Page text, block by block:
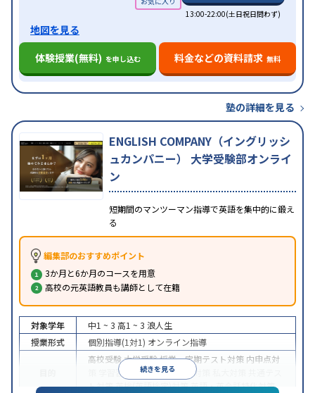
13:00-22:00(土日祝日問わず)
地図を見る
体験授業(無料) を申し込む 料金などの資料請求 無料
塾の詳細を見る
ENGLISH COMPANY（イングリッシ
ュカンパニー） 大学受験部オンライ
ン
短期間のマンツーマン指導で英語を集中的に鍛え
る
編集部のおすすめポイント
3か月と6か月のコースを用意
高校の元英語教員も講師として在籍
続きを見る
対象学年 中1 ~ 3 高1 ~ 3 浪人生
授業形式
個別指導(1対1) オンライン指導
高校受験大学受験授業・定期テスト対策 内申点対
学習習慣の定着国公立大対策
ト対策英検(英語検定)対策英語・英会話特化対策